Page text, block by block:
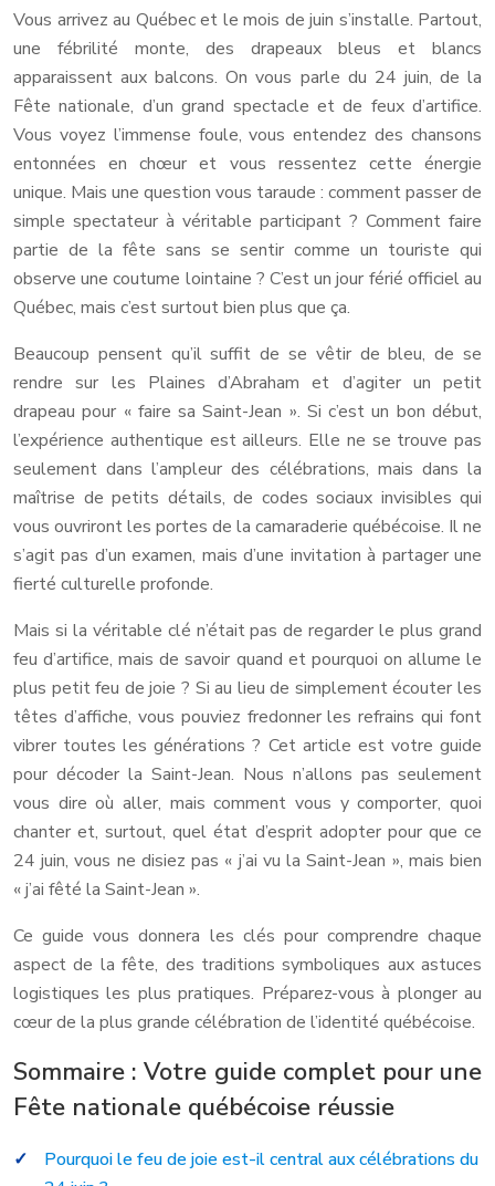
Vous arrivez au Québec et le mois de juin s’installe. Partout,
une fébrilité monte, des drapeaux bleus et blancs
apparaissent aux balcons. On vous parle du 24 juin, de la
Fête nationale, d’un grand spectacle et de feux d’artifice.
Vous voyez l’immense foule, vous entendez des chansons
entonnées en chœur et vous ressentez cette énergie
unique. Mais une question vous taraude : comment passer de
simple spectateur à véritable participant ? Comment faire
partie de la fête sans se sentir comme un touriste qui
observe une coutume lointaine ? C’est un jour férié officiel au
Québec, mais c’est surtout bien plus que ça.
Beaucoup pensent qu’il suffit de se vêtir de bleu, de se
rendre sur les Plaines d’Abraham et d’agiter un petit
drapeau pour « faire sa Saint-Jean ». Si c’est un bon début,
l’expérience authentique est ailleurs. Elle ne se trouve pas
seulement dans l’ampleur des célébrations, mais dans la
maîtrise de petits détails, de codes sociaux invisibles qui
vous ouvriront les portes de la camaraderie québécoise. Il ne
s’agit pas d’un examen, mais d’une invitation à partager une
fierté culturelle profonde.
Mais si la véritable clé n’était pas de regarder le plus grand
feu d’artifice, mais de savoir quand et pourquoi on allume le
plus petit feu de joie ? Si au lieu de simplement écouter les
têtes d’affiche, vous pouviez fredonner les refrains qui font
vibrer toutes les générations ? Cet article est votre guide
pour décoder la Saint-Jean. Nous n’allons pas seulement
vous dire où aller, mais comment vous y comporter, quoi
chanter et, surtout, quel état d’esprit adopter pour que ce
24 juin, vous ne disiez pas « j’ai vu la Saint-Jean », mais bien
« j’ai fêté la Saint-Jean ».
Ce guide vous donnera les clés pour comprendre chaque
aspect de la fête, des traditions symboliques aux astuces
logistiques les plus pratiques. Préparez-vous à plonger au
cœur de la plus grande célébration de l’identité québécoise.
Sommaire : Votre guide complet pour une
Fête nationale québécoise réussie
Pourquoi le feu de joie est-il central aux célébrations du